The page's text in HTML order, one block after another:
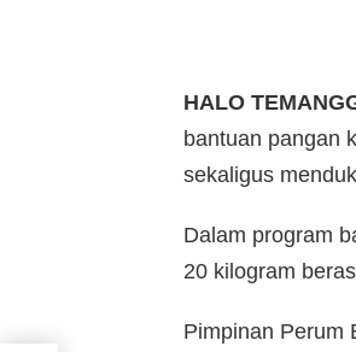
HALO
bantuan pangan
sekaligus
Dalam program
20 kilogram
Pimpinan Perum